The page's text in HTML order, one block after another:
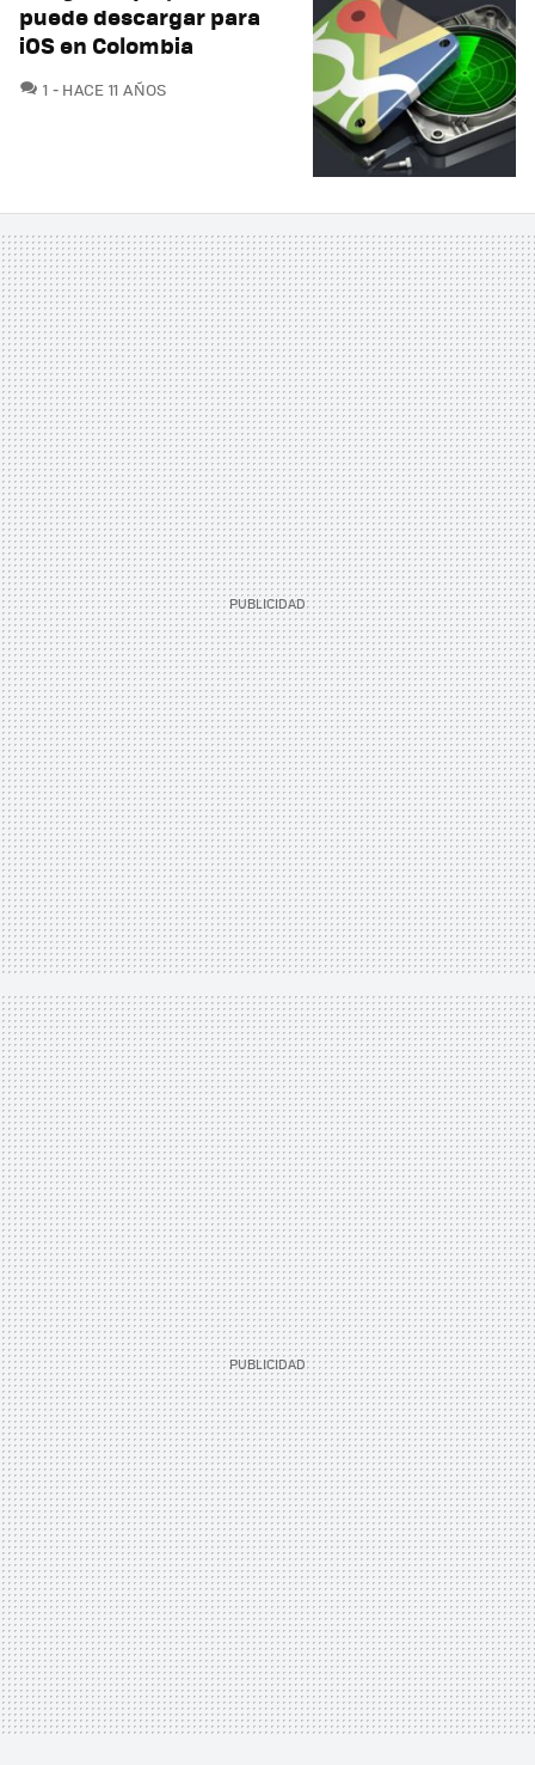
puede descargar para
iOS en Colombia
1 COMENTARIOS
HACE 11 AÑOS